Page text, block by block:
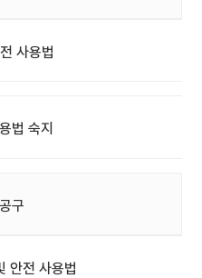
사용법
법 숙지
구
안전 사용법